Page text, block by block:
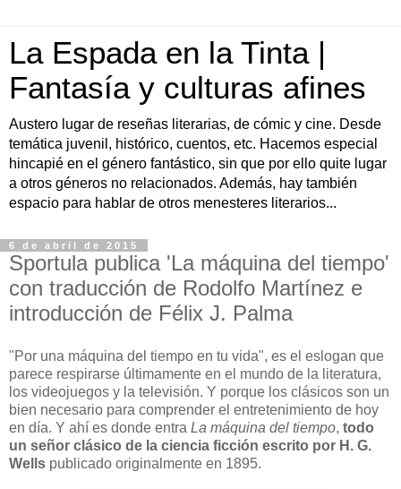
La Espada en la Tinta |
Fantasía y culturas afines
Austero lugar de reseñas literarias, de cómic y cine. Desde
temática juvenil, histórico, cuentos, etc. Hacemos especial
hincapié en el género fantástico, sin que por ello quite lugar
a otros géneros no relacionados. Además, hay también
espacio para hablar de otros menesteres literarios...
6 de abril de 2015
Sportula publica 'La máquina del tiempo'
con traducción de Rodolfo Martínez e
introducción de Félix J. Palma
"Por una máquina del tiempo en tu vida", es el eslogan que
parece respirarse últimamente en el mundo de la literatura,
los videojuegos y la televisión. Y porque los clásicos son un
bien necesario para comprender el entretenimiento de hoy
en día. Y ahí es donde entra La máquina del tiempo, todo
un señor clásico de la ciencia ficción escrito por H. G.
Wells publicado originalmente en 1895.